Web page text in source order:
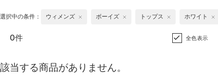
選択中の条件： ウィメンズ ボーイズ トップス ホワイト
0件 全色表示
該当する商品がありません。